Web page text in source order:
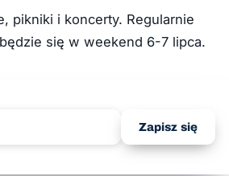
pikniki i koncerty. Regularnie
się w weekend 6-7 lipca.
Zapisz się